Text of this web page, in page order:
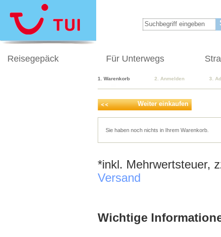
Reisegepäck Für Unterwegs
1. Warenkorb 2. Anmelden 3.
Weiter einkaufen
Sie haben noch nichts in Ihrem Warenkorb.
*inkl. Mehrwertsteuer,
Versand
Wichtige